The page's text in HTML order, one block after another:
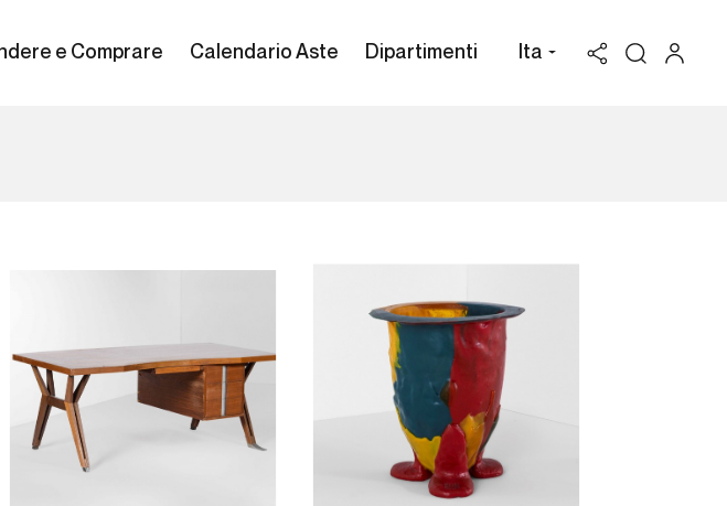
e Comprare Calendario Aste Dipartimenti Ita